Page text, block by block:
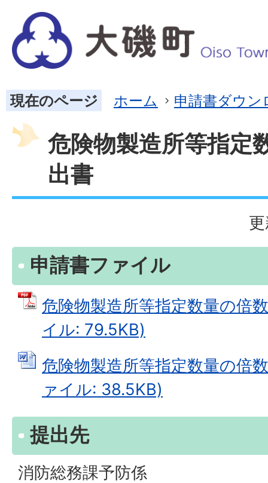
現在のページ ホーム 申請書ダウン
危険物製造所等指定
出書
申請書ファイル
危険物製造所等指定数量の倍
イル: 79.5KB)
危険物製造所等指定数量の倍
ァイル: 38.5KB)
提出先
消防総務課予防係